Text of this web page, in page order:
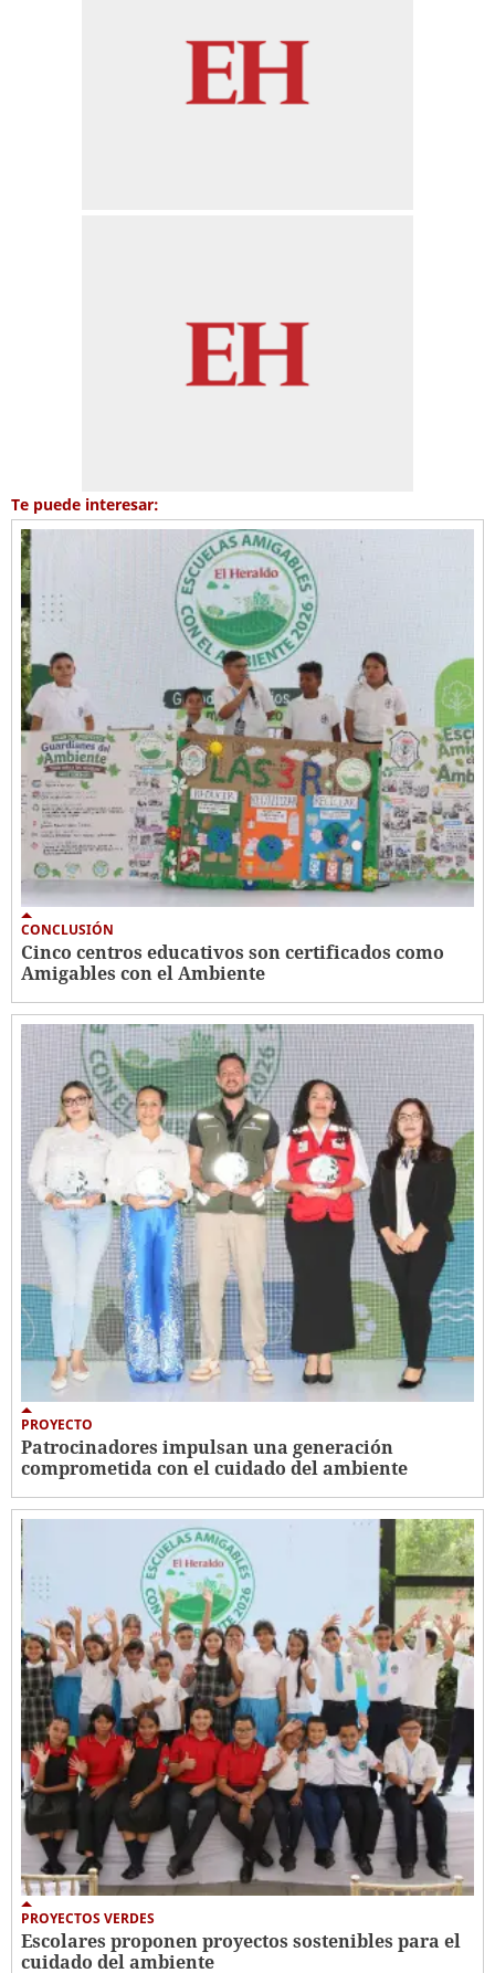
Te puede interesar:
CONCLUSIÓN
Cinco centros educativos son certificados como
Amigables con el Ambiente
PROYECTO
Patrocinadores impulsan una generación
comprometida con el cuidado del ambiente
PROYECTOS VERDES
Escolares proponen proyectos sostenibles para el
cuidado del ambiente